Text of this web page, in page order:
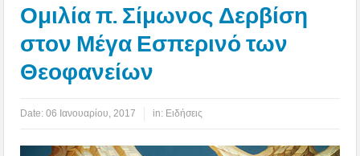
Ομιλία π. Σίμωνος Δερβίση
στον Μέγα Εσπερινό των
Θεοφανείων
Date:06 Ιανουαρίου, 2017 in: Ειδήσεις